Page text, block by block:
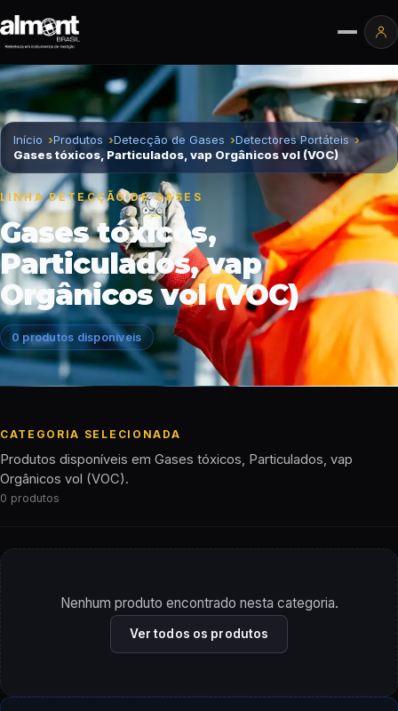
Início Produtos Detecção de Gases
Detectores Portáteis
Gases tóxicos, Particulados, vap Orgânicos vol (VOC)
LINHA DETECÇÃO DE GASES
Gases tóxicos,
Particulados, vap
Orgânicos vol (VOC)
0 produtos disponíveis
CATEGORIA SELECIONADA
Produtos disponíveis em Gases tóxicos, Particulados, vap
Orgânicos vol (VOC).
0 produtos
Nenhum produto encontrado nesta categoria.
Ver todos os produtos